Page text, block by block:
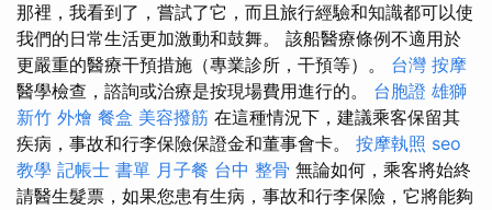
那裡，我看到了，嘗試了它，而且旅行經驗和知識都可以使
我們的日常生活更加激動和鼓舞。 該船醫療條例不適用於
更嚴重的醫療干預措施（專業診所，干預等）。 台灣 按摩
醫學檢查，諮詢或治療是按現場費用進行的。 台胞證 雄獅
新竹 外燴 餐盒 美容撥筋 在這種情況下，建議乘客保留其
疾病，事故和行李保險保證金和董事會卡。 按摩執照 seo
教學 記帳士 書單 月子餐 台中 整骨 無論如何，乘客將始終
請醫生髮票，如果您患有生病，事故和行李保險，它將能夠